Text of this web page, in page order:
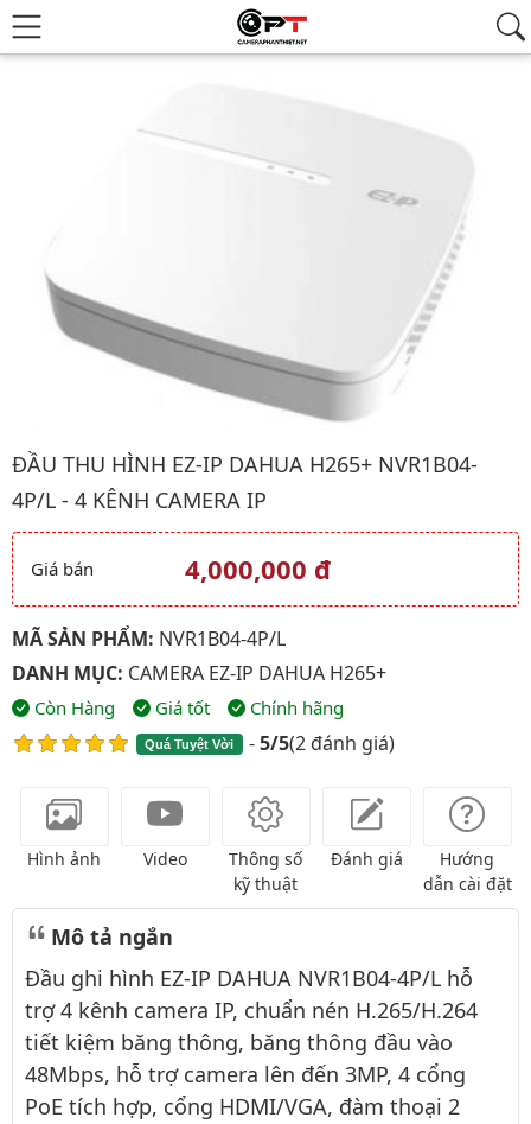
Hình ảnh đại diện của sản phẩm Đầu thu hình EZ-IP DAHUA
ĐẦU THU HÌNH EZ-IP DAHUA H265+ NVR1B04-
4P/L - 4 KÊNH CAMERA IP
Giá và khuyến mãi
Giá bán 4,000,000 đ
MÃ SẢN PHẨM: NVR1B04-4P/L
DANH MỤC: CAMERA EZ-IP DAHUA H265+
Còn Hàng Giá tốt Chính hãng
Quá Tuyệt Vời -5/5(2 đánh giá)
Hình ảnh Video
Thông số
kỹ thuật
Đánh giá
Hướng
dẫn cài đặt
Mô tả ngắn
Đầu ghi hình EZ-IP DAHUA NVR1B04-4P/L hỗ
trợ 4 kênh camera IP, chuẩn nén H.265/H.264
tiết kiệm băng thông, băng thông đầu vào
48Mbps, hỗ trợ camera lên đến 3MP, 4 cổng
PoE tích hợp, cổng HDMI/VGA, đàm thoại 2